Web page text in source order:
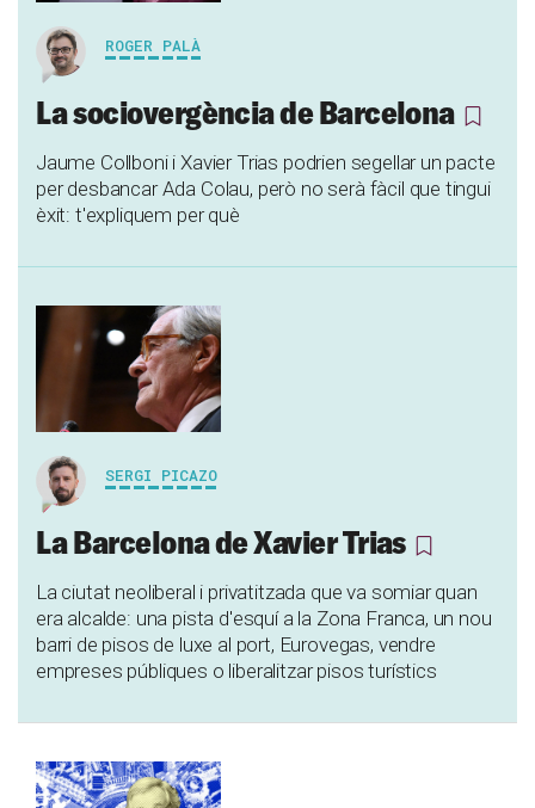
ROGER PALÀ
La sociovergència de Barcelona
Jaume Collboni i Xavier Trias podrien segellar un pacte
per desbancar Ada Colau, però no serà fàcil que tingui
èxit: t'expliquem per què
SERGI PICAZO
La Barcelona de Xavier Trias
La ciutat neoliberal i privatitzada que va somiar quan
era alcalde: una pista d'esquí a la Zona Franca, un nou
barri de pisos de luxe al port, Eurovegas, vendre
empreses públiques o liberalitzar pisos turístics